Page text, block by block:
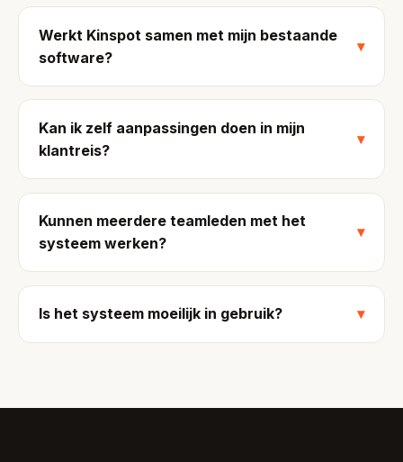
Werkt Kinspot samen met mijn bestaande
software?
▾
Kan ik zelf aanpassingen doen in mijn
klantreis?
▾
Kunnen meerdere teamleden met het
systeem werken?
▾
Is het systeem moeilijk in gebruik? ▾